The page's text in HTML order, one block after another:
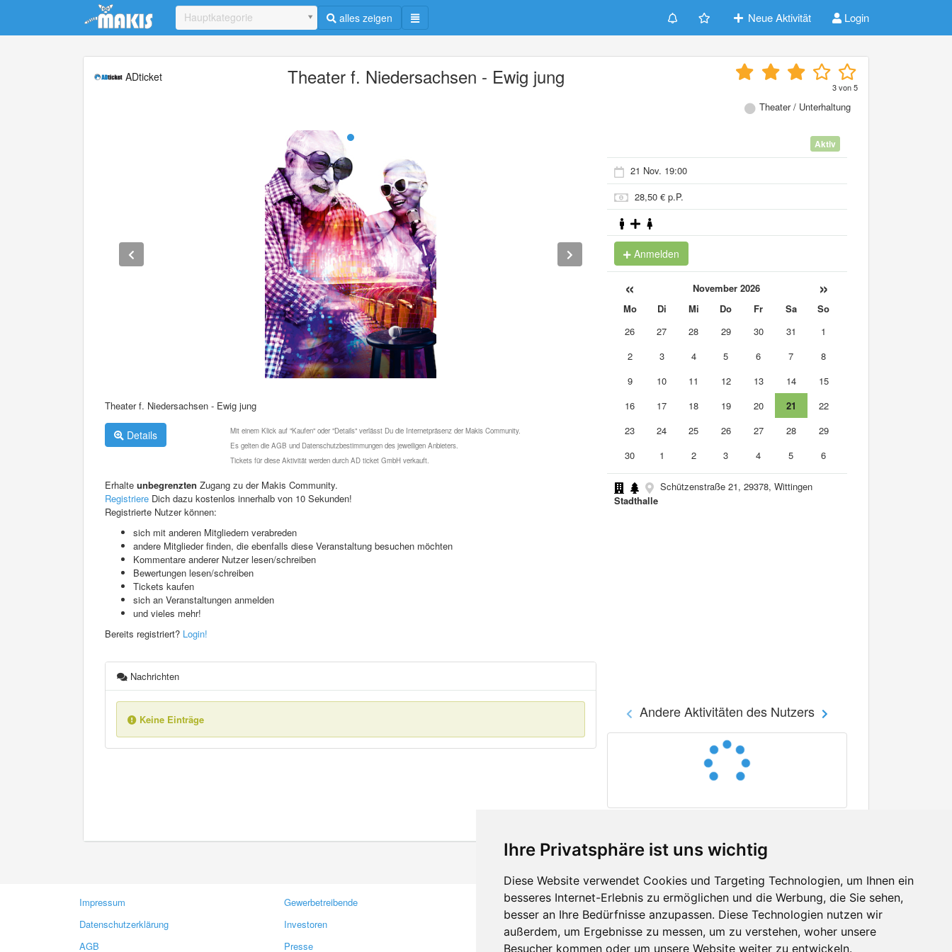
Ihre Privatsphäre ist uns wichtig
Diese Website verwendet Cookies und Targeting Technologien, um Ihnen ein
besseres Internet-Erlebnis zu ermöglichen und die Werbung, die Sie sehen,
besser an Ihre Bedürfnisse anzupassen. Diese Technologien nutzen wir
außerdem, um Ergebnisse zu messen, um zu verstehen, woher unsere
Besucher kommen oder um unsere Website weiter zu entwickeln.
Update cookies preferences
Hauptkategorie alles zeigen Neue Aktivität Login
ADticket Theater f. Niedersachsen - Ewig jung 3von5
Theater / Unterhaltung
Theater f. Niedersachsen - Ewig jung
Details
Mit einem Klick auf "Kaufen" oder "Details" verlässt Du die Internetpräsenz der Makis Community.
Es gelten die AGB und Datenschutzbestimmungen des jeweiligen Anbieters.
Tickets für diese Aktivität werden durch AD ticket GmbH verkauft.
Erhalte unbegrenzten Zugang zu der Makis Community.
Registriere Dich dazu kostenlos innerhalb von 10 Sekunden!
Registrierte Nutzer können:
sich mit anderen Mitgliedern verabreden
andere Mitglieder finden, die ebenfalls diese Veranstaltung besuchen möchten
Kommentare anderer Nutzer lesen/schreiben
Bewertungen lesen/schreiben
Tickets kaufen
sich an Veranstaltungen anmelden
und vieles mehr!
Bereits registriert? Login!
Nachrichten
Keine Einträge
Aktiv
21 Nov. 19:00
28,50 € p.P.
Anmelden
« November 2026 »
Mo Di Mi Do Fr Sa
So
26
27 28 29 30 31
1
2
3 4 5 6 7
8
9
10 11 12 13 14
15
16
17 18 19 20 21
22
23
24 25 26 27 28
29
30
1 2 3 4 5 6
Schützenstraße 21, 29378, Wittingen
Stadthalle
Andere Aktivitäten des Nutzers
Impressum
Datenschutzerklärung
AGB
Gewerbetreibende
Investoren
Presse
Kontakt
Feedback
Fehler melden
Facebook
Twitter
YouTube